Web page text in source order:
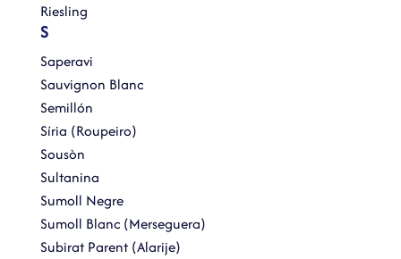
Riesling
S
Saperavi
Sauvignon Blanc
Semillón
Síria (Roupeiro)
Sousòn
Sultanina
Sumoll Negre
Sumoll Blanc (Merseguera)
Subirat Parent (Alarije)